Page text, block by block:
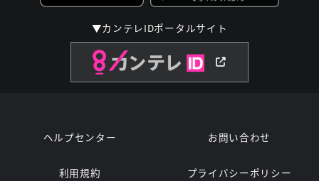
▼カンテレIDポータルサイト
ヘルプセンター お問い合わせ
利用規約 プライバシーポリシー